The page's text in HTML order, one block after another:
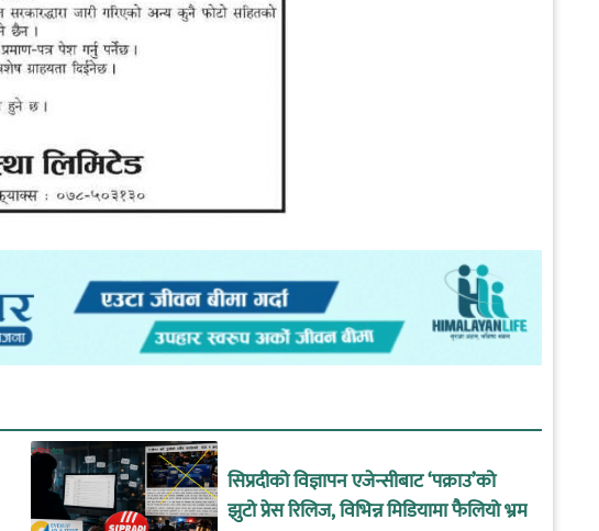
सिप्रदीको विज्ञापन एजेन्सीबाट ‘पक्राउ’को
झुटो प्रेस रिलिज, विभिन्न मिडियामा फैलियो भ्रम